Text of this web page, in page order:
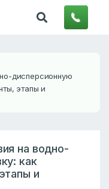
дисперсионную
этапы и
на водно-
как
и